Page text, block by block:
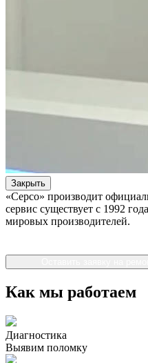
Закрыть
«Серсо» производит
сервис существует с 1992
мировых производителей.
Как мы работаем
Диагностика
Выявим поломку